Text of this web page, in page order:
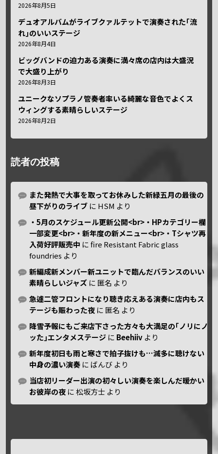
2026年8月5日
デュオアルバムがライブクァルテットで演奏された｢流
れ｣のいいステージ
2026年8月4日
ビッグバンドの迫力ある演奏に満々席の店内は大盛況
で大盛り上がり
2026年8月3日
ユニークなソプラノ管奏者率いる綺麗な音色でよくス
ウィングする素晴らしいステージ
2026年8月2日
読者の投稿
また発熱で大事を取ってお休みした新緑五月の最後の
昼下がりのライブ に HSM より
・5月のスケジュール更新公開<br>・HPカテゴリー欄
一部変更<br>・新年度の新メニュー<br>・Tシャツ再
入荷好評販売中 にfire Resistant Fabric glass
foundries より
新編成新メンバー新ユニットで臨んだバランスのいい
素晴らしいジャズ に 匿名 より
急遽二管フロントになり聴き応えある演奏に店内もス
テージも賑わった夜 に 匿名 より
降雪予報にもご来店下さった方々も大満足の｢ノリにノ
ッた｣エンタメステージ に Beehiiv より
新年度初日も雨と寒さで拍子抜けも…滅多に聴けない
中身の濃い演奏 に ばんび より
当店初リーダー出演の初々しい演奏を楽しんだ暖かい
お彼岸の夜 に松坂方士 より